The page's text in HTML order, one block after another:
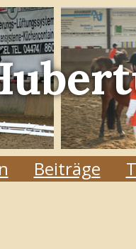
Beiträge